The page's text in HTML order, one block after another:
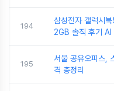
194
삼성전자 갤럭시
2GB 솔직 후기 AI
195
서울 공유오피스,
격 총정리